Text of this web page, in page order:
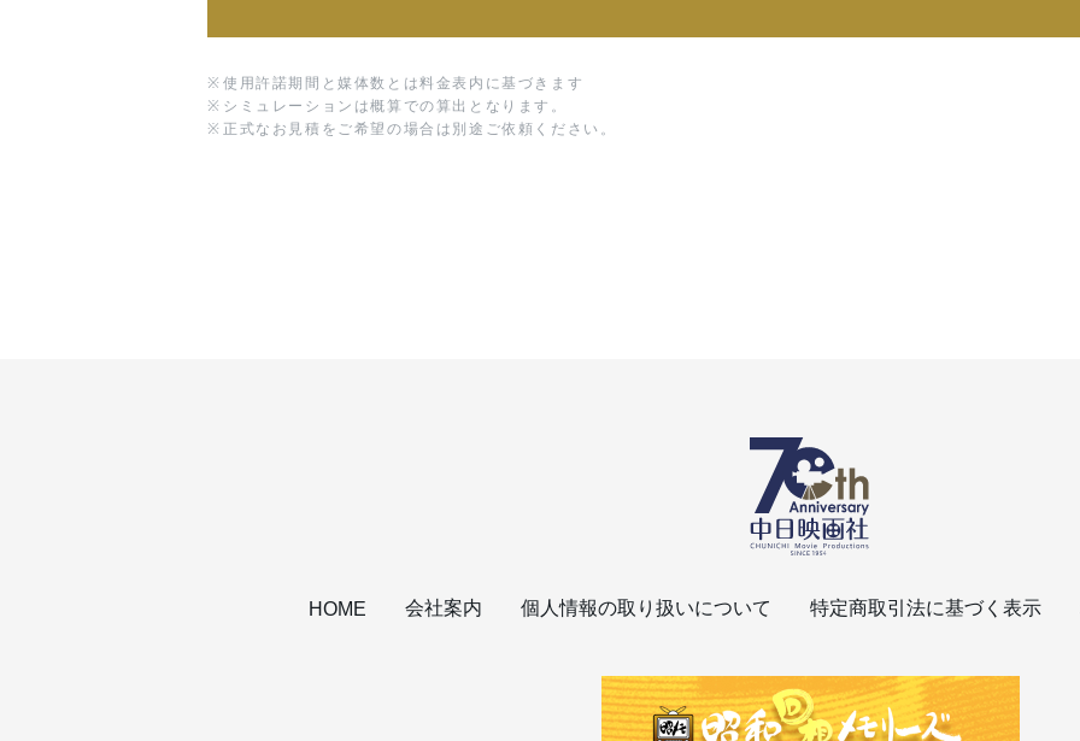
※ 使用許諾期間と媒体数とは料金表内に基づきます
※ シミュレーションは概算での算出となります。
※ 正式なお見積をご希望の場合は別途ご依頼ください。
HOME 会社案内 個人情報の取り扱いについて 特定商取引法に基づく表示